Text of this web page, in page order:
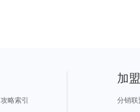
攻略索引
加
分销联